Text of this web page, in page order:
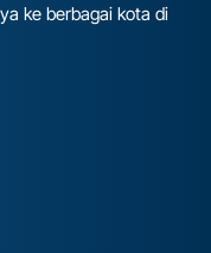
ke berbagai kota di